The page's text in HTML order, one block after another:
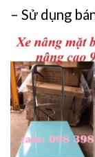
– Sử dụng